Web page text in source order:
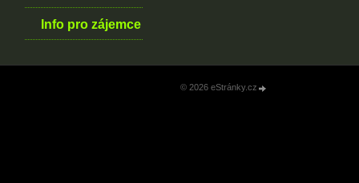
Info pro zájemce
© 2026 eStránky.cz